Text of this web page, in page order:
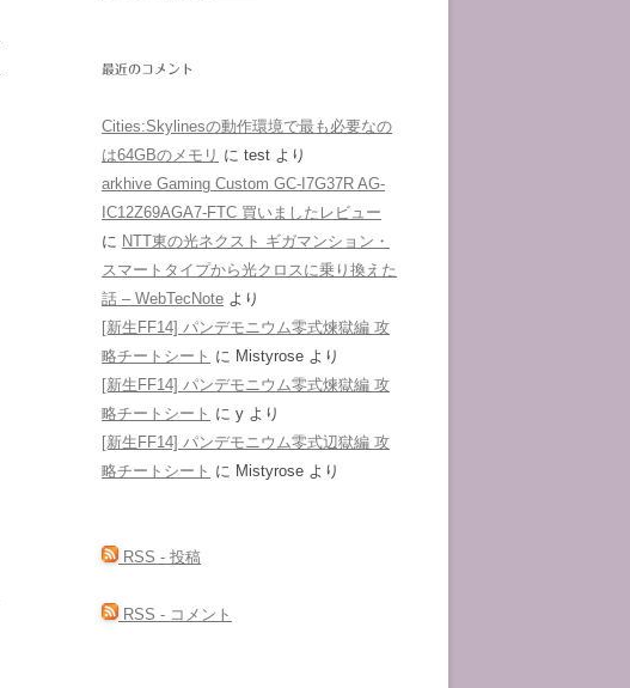
最近のコメント
Cities:Skylinesの動作環境で最も必要なの
は64GBのメモリ に test より
arkhive Gaming Custom GC-I7G37R AG-
IC12Z69AGA7-FTC 買いましたレビュー
に NTT東の光ネクスト ギガマンション・
スマートタイプから光クロスに乗り換えた
話 – WebTecNote より
[新生FF14] パンデモニウム零式煉獄編 攻
略チートシート に Mistyrose より
[新生FF14] パンデモニウム零式煉獄編 攻
略チートシート に y より
[新生FF14] パンデモニウム零式辺獄編 攻
略チートシート に Mistyrose より
RSS - 投稿
RSS - コメント